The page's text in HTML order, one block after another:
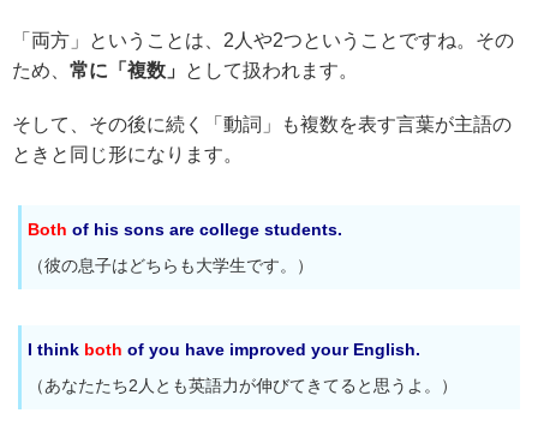
「両方」ということは、2人や2つということですね。その
ため、 常に「複数」 として扱われます。
そして、その後に続く「動詞」も複数を表す言葉が主語の
ときと同じ形になります。
Both of his sons are college students.
（彼の息子はどちらも大学生です。）
I think both of you have improved your English.
（あなたたち2人とも英語力が伸びてきてると思うよ。）